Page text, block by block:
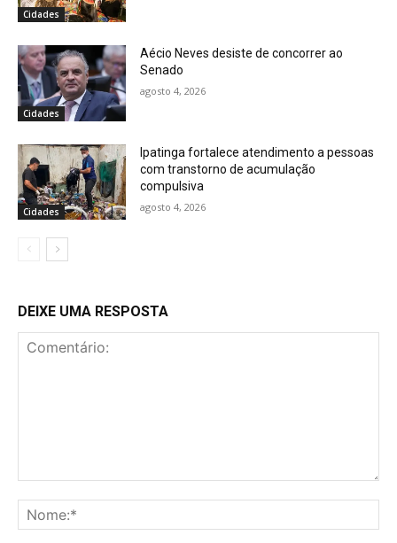
Cidades
Cidades
Aécio Neves desiste de concorrer ao
Senado
agosto 4, 2026
Cidades
Ipatinga fortalece atendimento a pessoas
com transtorno de acumulação
compulsiva
agosto 4, 2026
DEIXE UMA RESPOSTA